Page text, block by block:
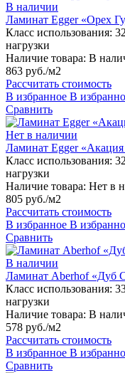
В наличии
Ламинат Egger «Орех
Класс использования:
нагрузки
Наличие товара: В
863 руб./м2
Рассчитать стоимость
В избранное В
Сравнить
Нет в наличии
Ламинат Egger
Класс использования:
нагрузки
Наличие товара: Нет в
805 руб./м2
Рассчитать стоимость
В избранное В
Сравнить
В наличии
Ламинат Aberhof «Дуб
Класс использования:
нагрузки
Наличие товара: В
578 руб./м2
Рассчитать стоимость
В избранное В
Сравнить